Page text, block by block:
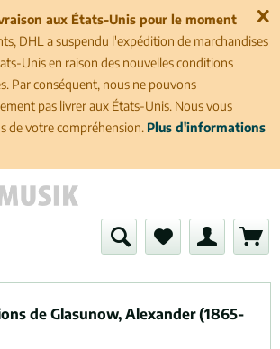
aux États-Unis pour le moment
DHL a suspendu l'expédition de marchandises
Unis en raison des nouvelles conditions
Par conséquent, nous ne pouvons
pas livrer aux États-Unis. Nous vous
de votre compréhension. Plus d'informations
de Glasunow, Alexander (1865-